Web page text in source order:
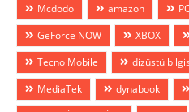
Mcdodo
amazon
GeForce NOW
XBOX
Tecno Mobile
dizüstü
MediaTek
dynabook